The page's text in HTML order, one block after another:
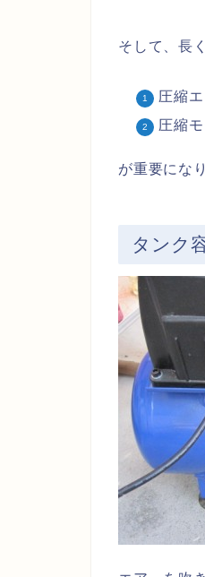
そして、長
圧縮
圧縮
が重要にな
タンク